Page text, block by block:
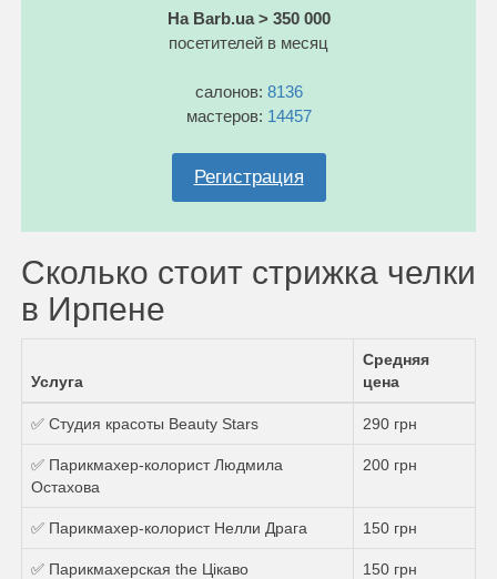
На Barb.ua > 350 000
посетителей в месяц
салонов: 8136
мастеров: 14457
Регистрация
Сколько стоит стрижка челки
в Ирпене
Услуга
Средняя
цена
✅ Студия красоты Beauty Stars 290 грн
✅ Парикмахер-колорист Людмила
Остахова
200 грн
✅ Парикмахер-колорист Нелли Драга 150 грн
✅ Парикмахерская the Цікаво 150 грн